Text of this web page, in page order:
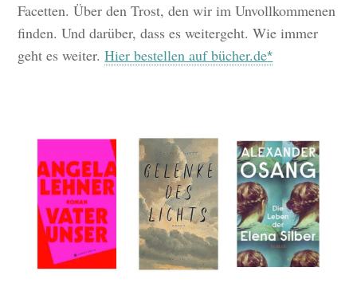
Facetten. Über den Trost, den wir im Unvollkommenen
finden. Und darüber, dass es weitergeht. Wie immer
geht es weiter.Hier bestellen auf bücher.de